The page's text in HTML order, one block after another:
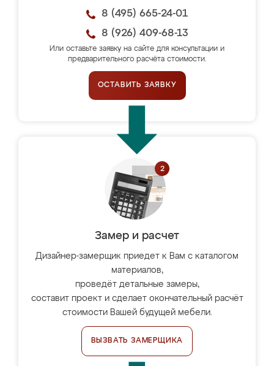
8 (495) 665-24-01
8 (926) 409-68-13
Или оставьте заявку на сайте для консультации и
предварительного расчёта стоимости.
ОСТАВИТЬ ЗАЯВКУ
Замер и расчет
Дизайнер-замерщик приедет к Вам с каталогом
материалов,
проведёт детальные замеры,
составит проект и сделает окончательный расчёт
стоимости Вашей будущей мебели.
ВЫЗВАТЬ ЗАМЕРЩИКА